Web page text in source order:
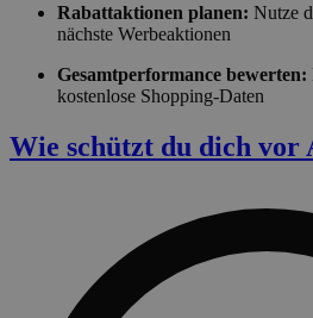
Rabattaktionen planen: Nutze
nächste Werbeaktionen
Gesamtperformance bewerten:
kostenlose Shopping-Daten
Wie schützt du dich vor